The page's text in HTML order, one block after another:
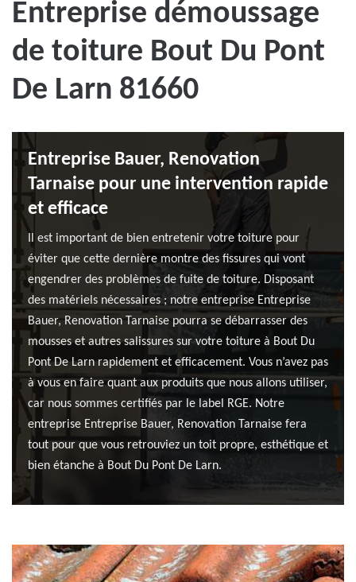
Entreprise démoussage
de toiture Bout Du Pont
De Larn 81660
Entreprise Bauer, Renovation
Tarnaise pour une intervention rapide
et efficace
Il est important de bien entretenir votre toiture pour
éviter que cette dernière montre des fissures qui vont
engendrer des problèmes de fuite de toiture. Disposant
des matériels nécessaires ; notre entreprise Entreprise
Bauer, Renovation Tarnaise pourra se débarrasser des
mousses et autres salissures sur votre toiture à Bout Du
Pont De Larn rapidement et efficacement. Vous n’avez pas
à vous en faire quant aux produits que nous allons utiliser,
car nous sommes certifiés par le label RGE. Notre
entreprise Entreprise Bauer, Renovation Tarnaise fera
tout pour que vous retrouviez un toit propre, esthétique et
bien étanche à Bout Du Pont De Larn.